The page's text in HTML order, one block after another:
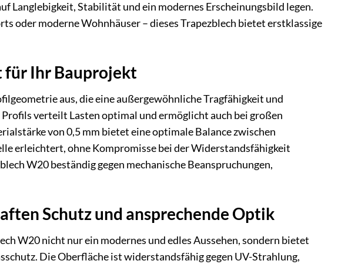
Langlebigkeit, Stabilität und ein modernes Erscheinungsbild legen.
oder moderne Wohnhäuser – dieses Trapezblech bietet erstklassige
für Ihr Bauprojekt
aus, die eine außergewöhnliche Tragfähigkeit und
verteilt Lasten optimal und ermöglicht auch bei großen
von 0,5 mm bietet eine optimale Balance zwischen
erleichtert, ohne Kompromisse bei der Widerstandsfähigkeit
W20 beständig gegen mechanische Beanspruchungen,
Schutz und ansprechende Optik
W20 nicht nur ein modernes und edles Aussehen, sondern bietet
Die Oberfläche ist widerstandsfähig gegen UV-Strahlung,